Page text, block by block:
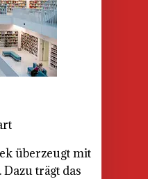
überzeugt mit
trägt das